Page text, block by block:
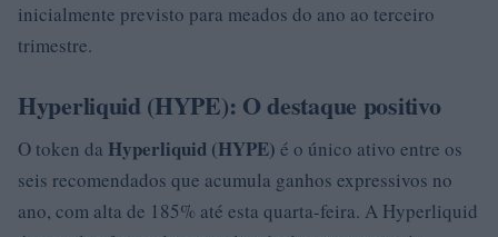
inicialmente previsto para meados do ano ao terceiro
trimestre.
Hyperliquid (HYPE): O destaque positivo
O token da Hyperliquid (HYPE) é o único ativo entre os
seis recomendados que acumula ganhos expressivos no
ano, com alta de 185% até esta quarta-feira. A Hyperliquid